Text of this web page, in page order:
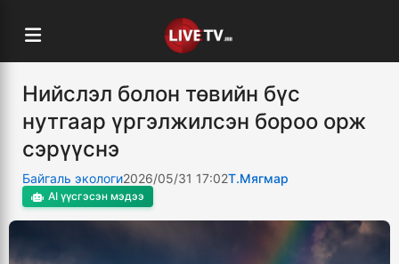
Нийслэл болон төвийн бүс
нутгаар үргэлжилсэн бороо орж
сэрүүснэ
Байгаль экологи2026/05/31 17:02Т.Мягмар
AI үүсгэсэн мэдээ